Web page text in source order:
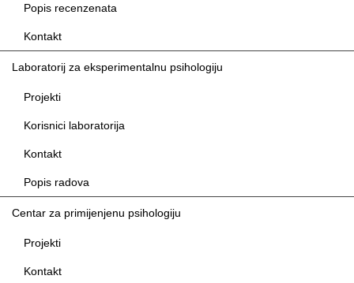
Popis recenzenata
Kontakt
Laboratorij za eksperimentalnu psihologiju
Projekti
Korisnici laboratorija
Kontakt
Popis radova
Centar za primijenjenu psihologiju
Projekti
Kontakt